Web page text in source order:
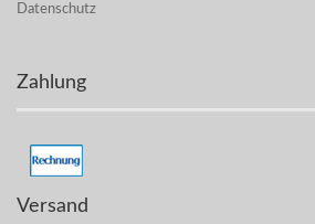
Datenschutz
Zahlung
Versand